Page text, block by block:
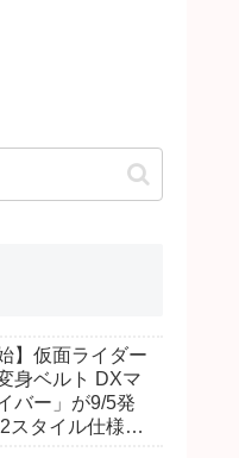
】仮面ライダー
身ベルト DXマ
バー」が9/5発
スタイル仕様！